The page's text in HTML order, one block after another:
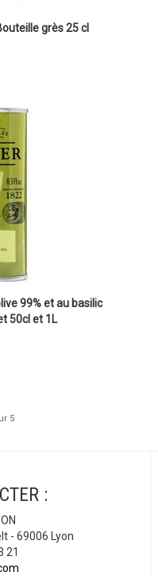
grès 25 cl
99% et au basilic
50cl et 1L
5
:
- 69006 Lyon
21